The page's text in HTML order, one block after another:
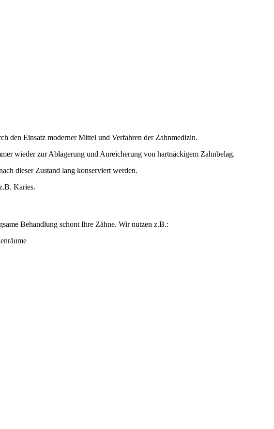
den Einsatz moderner Mittel und Verfahren der Zahnmedizin.
wieder zur Ablagerung und Anreicherung von hartnäckigem Zahnbelag.
dieser Zustand lang konserviert werden.
Karies.
Behandlung schont Ihre Zähne. Wir nutzen z.B.: